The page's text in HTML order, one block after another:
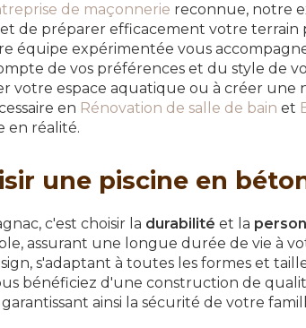
de maçonnerie reconnue, notre
de préparer efficacement votre terrain
équipe expérimentée vous
de vos préférences et du style de
votre espace aquatique ou à créer une
en Rénovation de salle de bain et
en réalité.
une piscine en
c'est choisir la durabilité et la
assurant une longue durée de vie à
s'adaptant à toutes les formes et
bénéficiez d'une construction de
ainsi la sécurité de votre